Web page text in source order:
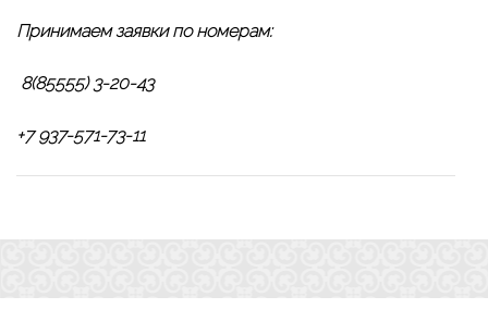
Принимаем заявки по номерам:
8(85555) 3-20-43
+7 937-571-73-11